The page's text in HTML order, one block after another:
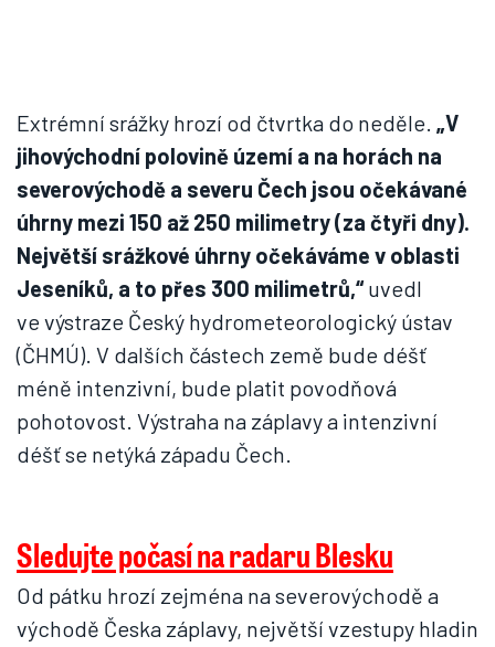
Extrémní srážky hrozí od čtvrtka do neděle. „V
jihovýchodní polovině území a na horách na
severovýchodě a severu Čech jsou očekávané
úhrny mezi 150 až 250 milimetry (za čtyři dny).
Největší srážkové úhrny očekáváme v oblasti
Jeseníků, a to přes 300 milimetrů,“uvedl
ve výstraze Český hydrometeorologický ústav
(ČHMÚ). V dalších částech země bude déšť
méně intenzivní, bude platit povodňová
pohotovost. Výstraha na záplavy a intenzivní
déšť se netýká západu Čech.
Sledujte počasí na radaru Blesku
Od pátku hrozí zejména na severovýchodě a
východě Česka záplavy, největší vzestupy hladin